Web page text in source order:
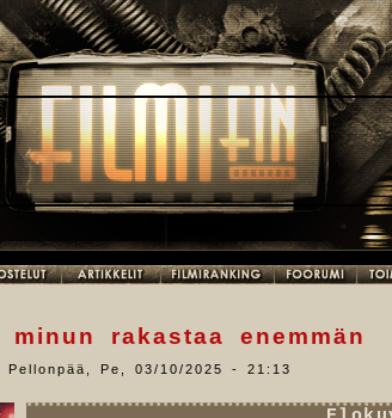
minun rakastaa enemmän
Pe, 03/10/2025 - 21:13